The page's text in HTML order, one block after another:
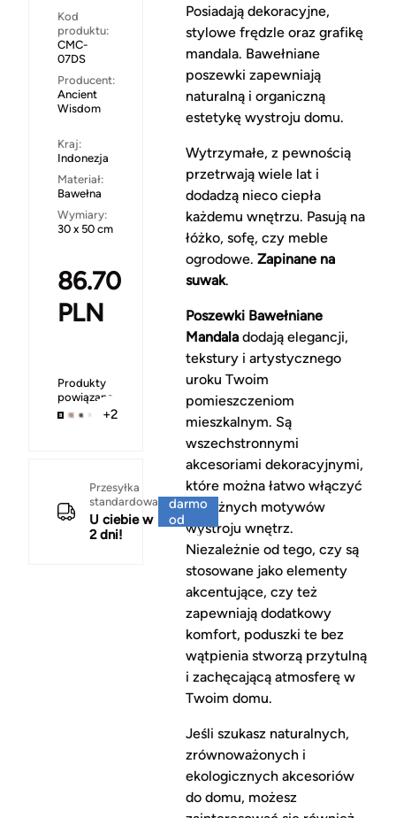
Kod
produktu:
CMC-
07DS
Producent:
Ancient
Wisdom
Kraj:
Indonezja
Materiał:
Bawełna
Wymiary:
30 x 50 cm
86.70
PLN
Produkty
powiązane
+2
Przesyłka
standardowa
U ciebie w
2 dni!
darmo
od
150 zł
Posiadają dekoracyjne,
stylowe frędzle oraz grafikę
mandala. Bawełniane
poszewki zapewniają
naturalną i organiczną
estetykę wystroju domu.
Wytrzymałe, z pewnością
przetrwają wiele lat i
dodadzą nieco ciepła
każdemu wnętrzu. Pasują na
łóżko, sofę, czy meble
ogrodowe. Zapinane na
suwak.
Poszewki Bawełniane
Mandaladodają elegancji,
tekstury i artystycznego
uroku Twoim
pomieszczeniom
mieszkalnym. Są
wszechstronnymi
akcesoriami dekoracyjnymi,
które można łatwo włączyć
do różnych motywów
wystroju wnętrz.
Niezależnie od tego, czy są
stosowane jako elementy
akcentujące, czy też
zapewniają dodatkowy
komfort, poduszki te bez
wątpienia stworzą przytulną
i zachęcającą atmosferę w
Twoim domu.
Jeśli szukasz naturalnych,
zrównoważonych i
ekologicznych akcesoriów
do domu, możesz